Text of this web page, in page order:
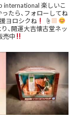
international 楽しいこ
たら、フォローしてね
ヨロシクね
☝
、開運大吉懐古堂ネッ
売中